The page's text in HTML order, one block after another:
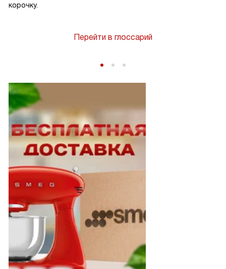
корочку.
Перейти в глоссарий